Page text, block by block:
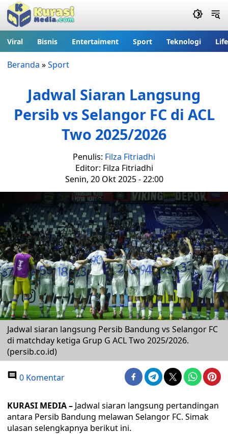
Viral Bisnis Entertaiment Sport Teknologi
Beranda »Sport
Jadwal Siaran Langsung
Persib vs Selangor FC di ACL
Two 2025/2026
Penulis: Filza Fitriadhi
Editor: Filza Fitriadhi
Senin, 20 Okt 2025 - 22:00
Jadwal siaran langsung Persib Bandung vs Selangor FC
di matchday ketiga Grup G ACL Two 2025/2026.
(persib.co.id)
0 Komentar
KURASI MEDIA – Jadwal siaran langsung pertandingan
antara Persib Bandung melawan Selangor FC. Simak
ulasan selengkapnya berikut ini.